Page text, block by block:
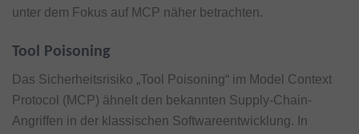
unter dem Fokus auf MCP näher betrachten.
Tool Poisoning
Das Sicherheitsrisiko „Tool Poisoning“ im Model Context
Protocol (MCP) ähnelt den bekannten Supply-Chain-
Angriffen in der klassischen Softwareentwicklung. In